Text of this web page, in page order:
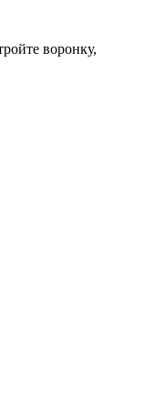
воронку,